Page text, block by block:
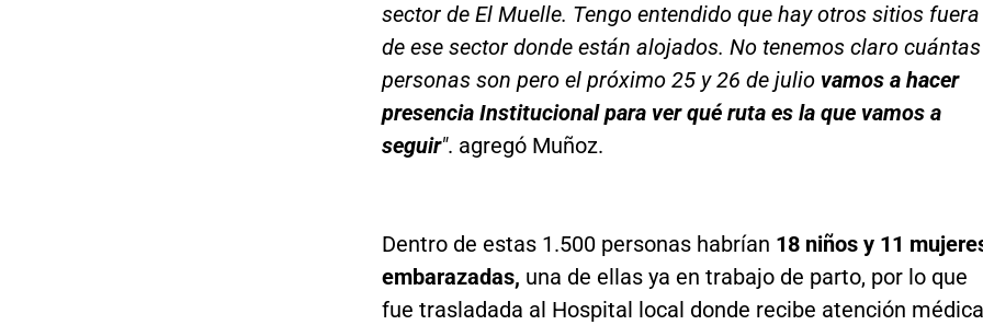
sector de El Muelle. Tengo entendido que hay otros sitios fuera
de ese sector donde están alojados. No tenemos claro cuántas
personas son pero el próximo 25 y 26 de juliovamos a hacer
presencia Institucional para ver qué ruta es la que vamos a
seguir". agregó Muñoz.
Dentro de estas 1.500 personas habrían 18 niños y 11
embarazadas, una de ellas ya en trabajo de parto, por lo que
fue trasladada al Hospital local donde recibe atención